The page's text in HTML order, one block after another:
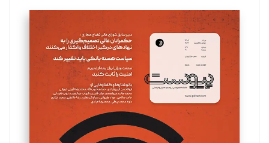
تحریریه
سروش کرمیان
تحریریه
مینا پاکدل